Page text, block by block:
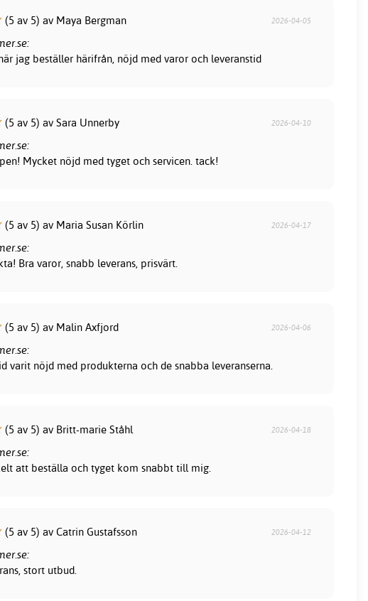
(5 av 5) av Maya Bergman 2026-04-05
jag beställer härifrån, nöjd med varor och leveranstid
(5 av 5) av Sara Unnerby 2026-04-10
Mycket nöjd med tyget och servicen. tack!
(5 av 5) av Maria Susan Körlin 2026-04-17
Bra varor, snabb leverans, prisvärt.
(5 av 5) av Malin Axfjord 2026-04-06
varit nöjd med produkterna och de snabba leveranserna.
(5 av 5) av Britt-marie Ståhl 2026-04-18
att beställa och tyget kom snabbt till mig.
(5 av 5) av Catrin Gustafsson 2026-04-12
stort utbud.